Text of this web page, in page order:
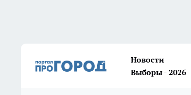
Новости
Выборы - 2026